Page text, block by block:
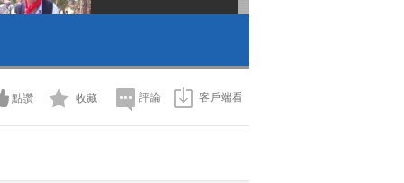
2016-06-22 12:30:09
點讚 收藏 評論 客戶端看